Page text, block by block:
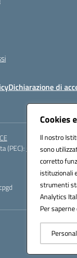
Cookies
Il nostro
sono
corretto
istituzionali
strumenti
Analytics
Per
Dichiarazione di
(PEC):